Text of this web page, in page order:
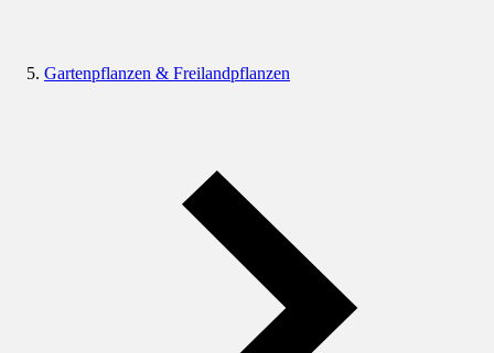
Gartenpflanzen & Freilandpflanzen